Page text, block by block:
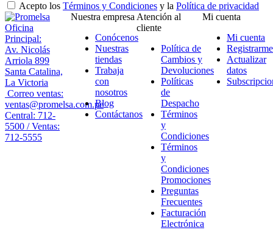
Acepto los Términos y Condiciones y la Política de privacidad
Oficina
Principal:
Av. Nicolás
Arriola 899
Santa Catalina,
La Victoria
Correo ventas:
ventas@promelsa.com.pe
Central: 712-
5500 / Ventas:
712-5555
Nuestra empresa
Conócenos
Nuestras
tiendas
Trabaja
con
nosotros
Blog
Contáctanos
Atención al
cliente
Política de
Cambios y
Devoluciones
Políticas
de
Despacho
Términos
y
Condiciones
Términos
y
Condiciones
Promociones
Preguntas
Frecuentes
Facturación
Electrónica
Mi cuenta
Mi cuenta
Registrarme
Actualizar
datos